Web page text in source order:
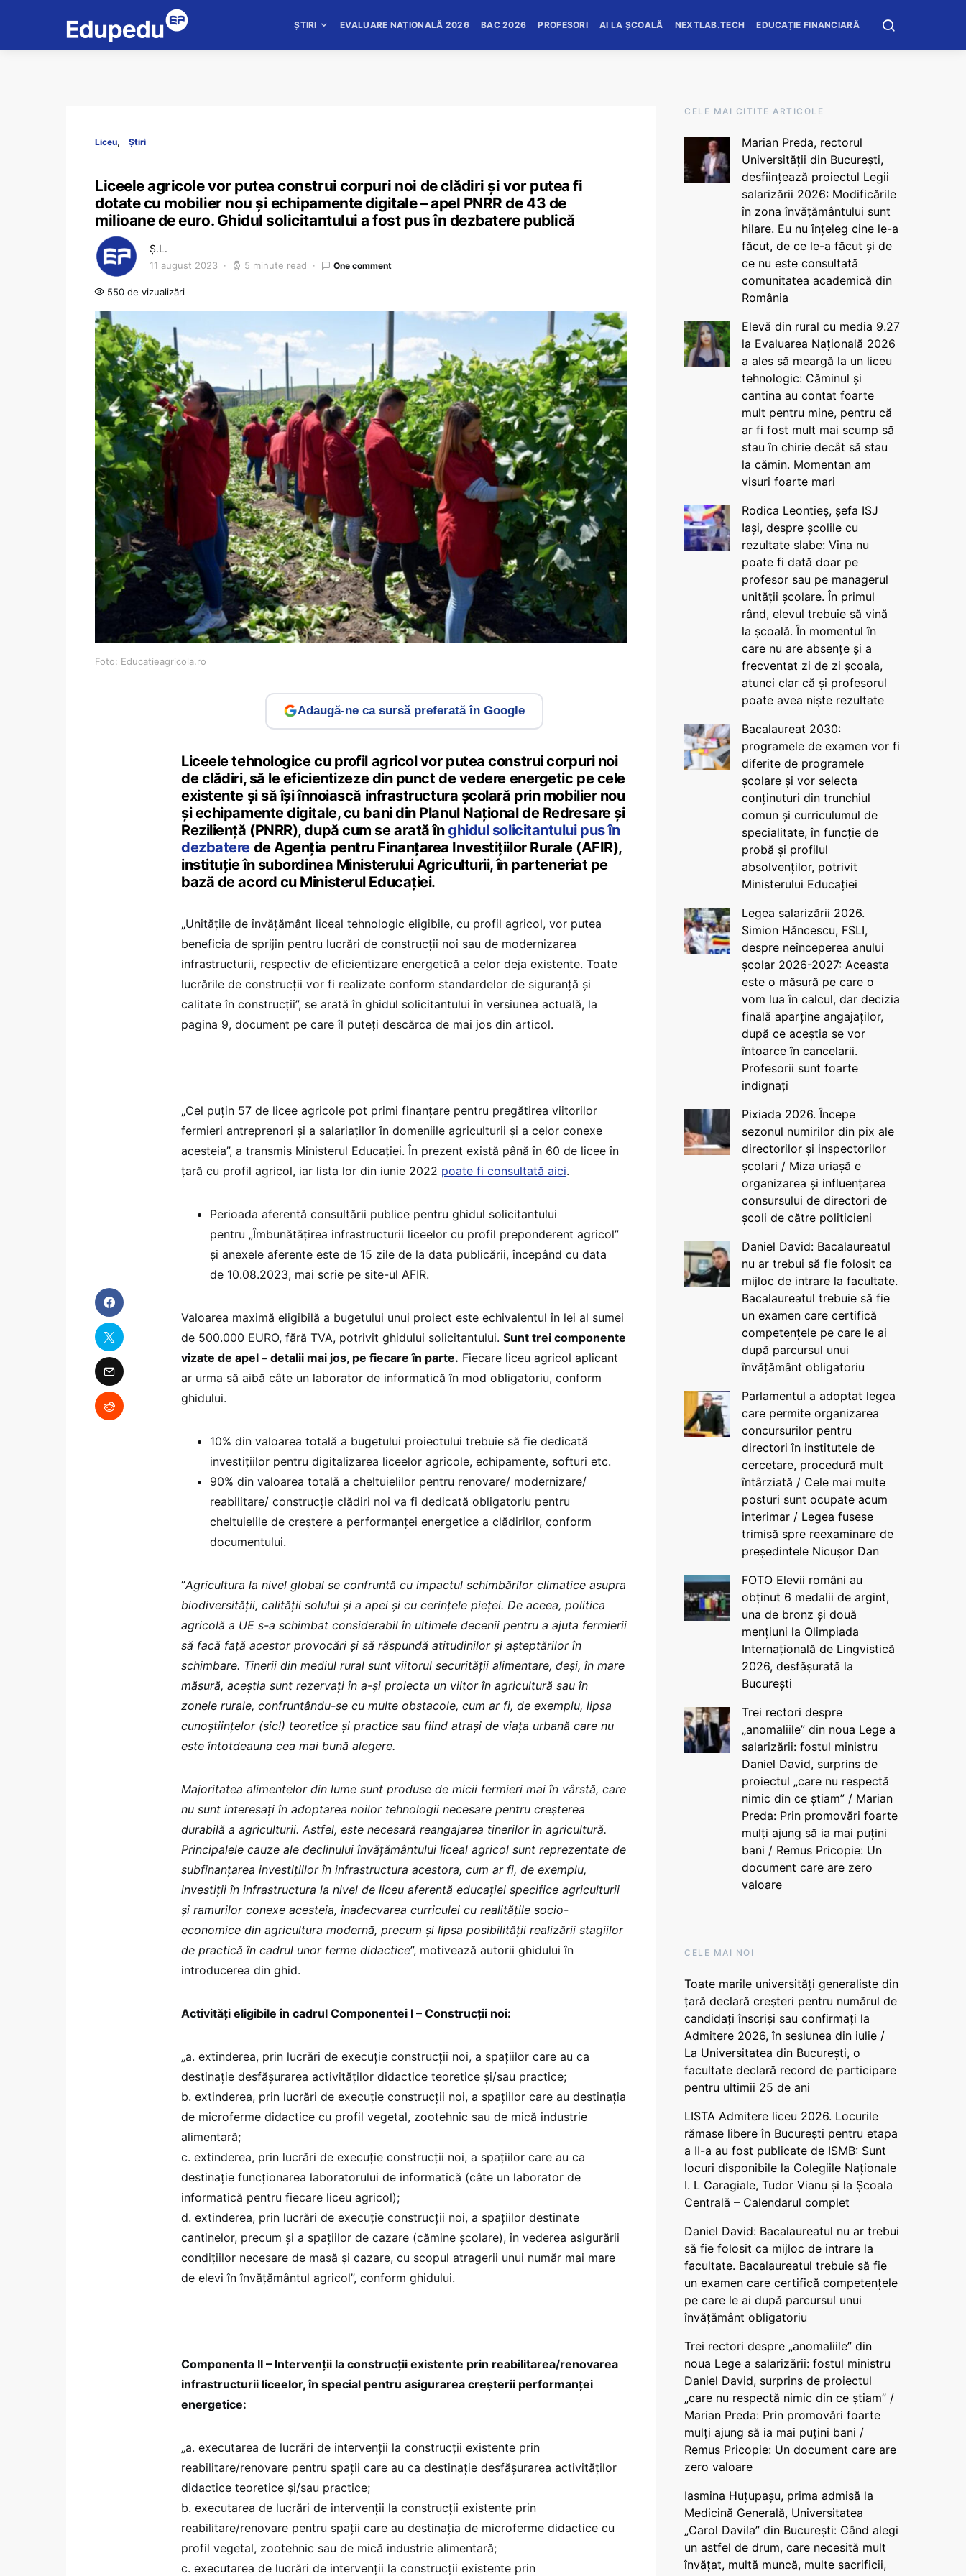
ȘTIRI EVALUARE NAȚIONALĂ 2026 BAC 2026 PROFESORI AI LA ȘCOALĂ NEXTLAB.TECH EDUCAȚIE FINANCIARĂ
Liceu Știri
Liceele agricole vor putea construi corpuri noi de clădiri și vor putea fi
dotate cu mobilier nou și echipamente digitale – apel PNRR de 43 de
milioane de euro. Ghidul solicitantului a fost pus în dezbatere publică
Ș.L.
11 august 2023 5 minute read One comment
550 de vizualizări
Foto: Educatieagricola.ro
Adaugă-ne ca sursă preferată în Google
Liceele tehnologice cu profil agricol vor putea construi corpuri noi
de clădiri, să le eficientizeze din punct de vedere energetic pe cele
existente și să își înnoiască infrastructura școlară prin mobilier nou
și echipamente digitale, cu bani din Planul Național de Redresare și
Reziliență (PNRR), după cum se arată înghidul solicitantului pus în
dezbaterede Agenția pentru Finanțarea Investițiilor Rurale (AFIR),
instituție în subordinea Ministerului Agriculturii, în parteneriat pe
bază de acord cu Ministerul Educației.
„Unitățile de învățământ liceal tehnologic eligibile, cu profil agricol, vor putea
beneficia de sprijin pentru lucrări de construcții noi sau de modernizarea
infrastructurii, respectiv de eficientizare energetică a celor deja existente. Toate
lucrările de construcții vor fi realizate conform standardelor de siguranță și
calitate în construcții”, se arată în ghidul solicitantului în versiunea actuală, la
pagina 9, document pe care îl puteți descărca de mai jos din articol.
„Cel puțin 57 de licee agricole pot primi finanțare pentru pregătirea viitorilor
fermieri antreprenori și a salariaților în domeniile agriculturii și a celor conexe
acesteia”, a transmis Ministerul Educației. În prezent există până în 60 de licee în
țară cu profil agricol, iar lista lor din iunie 2022 poate fi consultată aici.
Perioada aferentă consultării publice pentru ghidul solicitantului
pentru „Îmbunătățirea infrastructurii liceelor cu profil preponderent agricol”
și anexele aferente este de 15 zile de la data publicării, începând cu data
de 10.08.2023, mai scrie pe site-ul AFIR.
Valoarea maximă eligibilă a bugetului unui proiect este echivalentul în lei al sumei
de 500.000 EURO, fără TVA, potrivit ghidului solicitantului. Sunt trei componente
vizate de apel – detalii mai jos, pe fiecare în parte. Fiecare liceu agricol aplicant
ar urma să aibă câte un laborator de informatică în mod obligatoriu, conform
ghidului.
10% din valoarea totală a bugetului proiectului trebuie să fie dedicată
investițiilor pentru digitalizarea liceelor agricole, echipamente, softuri etc.
90% din valoarea totală a cheltuielilor pentru renovare/ modernizare/
reabilitare/ construcție clădiri noi va fi dedicată obligatoriu pentru
cheltuielile de creștere a performanței energetice a clădirilor, conform
documentului.
”Agricultura la nivel global se confruntă cu impactul schimbărilor climatice asupra
biodiversității, calității solului și a apei și cu cerințele pieței. De aceea, politica
agricolă a UE s-a schimbat considerabil în ultimele decenii pentru a ajuta fermierii
să facă față acestor provocări și să răspundă atitudinilor și așteptărilor în
schimbare. Tinerii din mediul rural sunt viitorul securității alimentare, deși, în mare
măsură, aceștia sunt rezervați în a-și proiecta un viitor în agricultură sau în
zonele rurale, confruntându-se cu multe obstacole, cum ar fi, de exemplu, lipsa
cunoștiințelor (sic!) teoretice și practice sau fiind atrași de viața urbană care nu
este întotdeauna cea mai bună alegere.
Majoritatea alimentelor din lume sunt produse de micii fermieri mai în vârstă, care
nu sunt interesați în adoptarea noilor tehnologii necesare pentru creșterea
durabilă a agriculturii. Astfel, este necesară reangajarea tinerilor în agricultură.
Principalele cauze ale declinului învățământului liceal agricol sunt reprezentate de
subfinanțarea investițiilor în infrastructura acestora, cum ar fi, de exemplu,
investiții în infrastructura la nivel de liceu aferentă educației specifice agriculturii
și ramurilor conexe acesteia, inadecvarea curriculei cu realitățile socio-
economice din agricultura modernă, precum și lipsa posibilității realizării stagiilor
de practică în cadrul unor ferme didactice”, motivează autorii ghidului în
introducerea din ghid.
Activități eligibile în cadrul Componentei I – Construcții noi:
„a. extinderea, prin lucrări de execuție construcții noi, a spațiilor care au ca
destinație desfășurarea activităților didactice teoretice și/sau practice;
b. extinderea, prin lucrări de execuție construcții noi, a spațiilor care au destinația
de microferme didactice cu profil vegetal, zootehnic sau de mică industrie
alimentară;
c. extinderea, prin lucrări de execuție construcții noi, a spațiilor care au ca
destinație funcționarea laboratorului de informatică (câte un laborator de
informatică pentru fiecare liceu agricol);
d. extinderea, prin lucrări de execuție construcții noi, a spațiilor destinate
cantinelor, precum și a spațiilor de cazare (cămine școlare), în vederea asigurării
condițiilor necesare de masă și cazare, cu scopul atragerii unui număr mai mare
de elevi în învățământul agricol”, conform ghidului.
Componenta II – Intervenții la construcții existente prin reabilitarea/renovarea
infrastructurii liceelor, în special pentru asigurarea creșterii performanței
energetice:
„a. executarea de lucrări de intervenții la construcții existente prin
reabilitare/renovare pentru spații care au ca destinație desfășurarea activităților
didactice teoretice și/sau practice;
b. executarea de lucrări de intervenții la construcții existente prin
reabilitare/renovare pentru spații care au destinația de microferme didactice cu
profil vegetal, zootehnic sau de mică industrie alimentară;
c. executarea de lucrări de intervenții la construcții existente prin
CELE MAI CITITE ARTICOLE
Marian Preda, rectorul
Universității din București,
desființează proiectul Legii
salarizării 2026: Modificările
în zona învățământului sunt
hilare. Eu nu înțeleg cine le-a
făcut, de ce le-a făcut și de
ce nu este consultată
comunitatea academică din
România
Elevă din rural cu media 9.27
la Evaluarea Națională 2026
a ales să meargă la un liceu
tehnologic: Căminul și
cantina au contat foarte
mult pentru mine, pentru că
ar fi fost mult mai scump să
stau în chirie decât să stau
la cămin. Momentan am
visuri foarte mari
Rodica Leontieș, șefa ISJ
Iași, despre școlile cu
rezultate slabe: Vina nu
poate fi dată doar pe
profesor sau pe managerul
unității școlare. În primul
rând, elevul trebuie să vină
la școală. În momentul în
care nu are absențe și a
frecventat zi de zi școala,
atunci clar că și profesorul
poate avea niște rezultate
Bacalaureat 2030:
programele de examen vor fi
diferite de programele
școlare și vor selecta
conținuturi din trunchiul
comun și curriculumul de
specialitate, în funcție de
probă și profilul
absolvenților, potrivit
Ministerului Educației
Legea salarizării 2026.
Simion Hăncescu, FSLI,
despre neînceperea anului
școlar 2026-2027: Aceasta
este o măsură pe care o
vom lua în calcul, dar decizia
finală aparține angajaților,
după ce aceștia se vor
întoarce în cancelarii.
Profesorii sunt foarte
indignați
Pixiada 2026. Începe
sezonul numirilor din pix ale
directorilor și inspectorilor
școlari / Miza uriașă e
organizarea și influențarea
consursului de directori de
școli de către politicieni
Daniel David: Bacalaureatul
nu ar trebui să fie folosit ca
mijloc de intrare la facultate.
Bacalaureatul trebuie să fie
un examen care certifică
competențele pe care le ai
după parcursul unui
învățământ obligatoriu
Parlamentul a adoptat legea
care permite organizarea
concursurilor pentru
directori în institutele de
cercetare, procedură mult
întârziată / Cele mai multe
posturi sunt ocupate acum
interimar / Legea fusese
trimisă spre reexaminare de
președintele Nicușor Dan
FOTO Elevii români au
obținut 6 medalii de argint,
una de bronz și două
mențiuni la Olimpiada
Internațională de Lingvistică
2026, desfășurată la
București
Trei rectori despre
„anomaliile” din noua Lege a
salarizării: fostul ministru
Daniel David, surprins de
proiectul „care nu respectă
nimic din ce știam” / Marian
Preda: Prin promovări foarte
mulți ajung să ia mai puțini
bani / Remus Pricopie: Un
document care are zero
valoare
CELE MAI NOI
Toate marile universități generaliste din
țară declară creșteri pentru numărul de
candidați înscriși sau confirmați la
Admitere 2026, în sesiunea din iulie /
La Universitatea din București, o
facultate declară record de participare
pentru ultimii 25 de ani
LISTA Admitere liceu 2026. Locurile
rămase libere în București pentru etapa
a II-a au fost publicate de ISMB: Sunt
locuri disponibile la Colegiile Naționale
I. L Caragiale, Tudor Vianu și la Școala
Centrală – Calendarul complet
Daniel David: Bacalaureatul nu ar trebui
să fie folosit ca mijloc de intrare la
facultate. Bacalaureatul trebuie să fie
un examen care certifică competențele
pe care le ai după parcursul unui
învățământ obligatoriu
Trei rectori despre „anomaliile” din
noua Lege a salarizării: fostul ministru
Daniel David, surprins de proiectul
„care nu respectă nimic din ce știam” /
Marian Preda: Prin promovări foarte
mulți ajung să ia mai puțini bani /
Remus Pricopie: Un document care are
zero valoare
Iasmina Huțupașu, prima admisă la
Medicină Generală, Universitatea
„Carol Davila” din București: Când alegi
un astfel de drum, care necesită mult
învățat, multă muncă, multe sacrificii,